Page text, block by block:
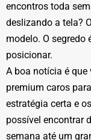
encontros toda
deslizando a tela?
modelo. O segredo
posicionar.
A boa notícia é
premium caros
estratégia certa e
possível encontrar
semana até um